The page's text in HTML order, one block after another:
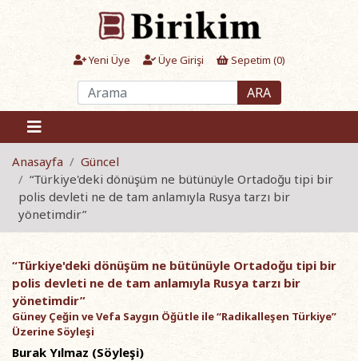
Yeni Üye Üye Girişi Sepetim (0)
ARA
Anasayfa
Güncel
“Türkiye'deki dönüşüm ne bütünüyle Ortadoğu tipi bir
polis devleti ne de tam anlamıyla Rusya tarzı bir
yönetimdir”
“Türkiye'deki dönüşüm ne bütünüyle Ortadoğu tipi bir
polis devleti ne de tam anlamıyla Rusya tarzı bir
yönetimdir”
Güney Çeğin ve Vefa Saygın Öğütle ile “Radikalleşen Türkiye”
Üzerine Söyleşi
Burak Yılmaz (Söyleşi)